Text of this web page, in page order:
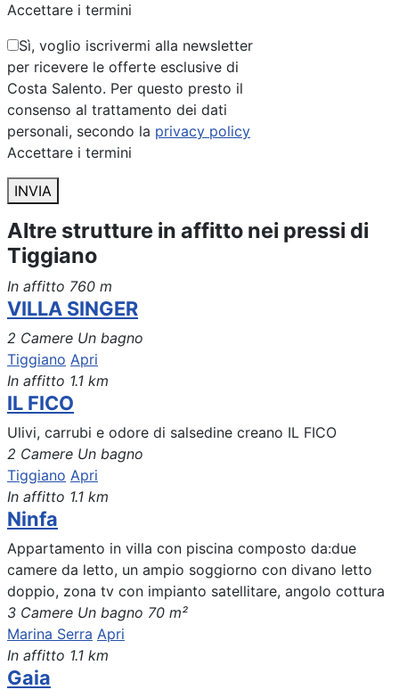
Accettare i termini
Sì, voglio iscrivermi alla newsletter
per ricevere le offerte esclusive di
Costa Salento. Per questo presto il
consenso al trattamento dei dati
personali, secondo la privacy policy
Accettare i termini
INVIA
Altre strutture in affitto nei pressi di
Tiggiano
In affitto 760 m
VILLA SINGER
2 Camere Un bagno
Tiggiano Apri
In affitto 1.1 km
IL FICO
Ulivi, carrubi e odore di salsedine creano IL FICO
2 Camere Un bagno
Tiggiano Apri
In affitto 1.1 km
Ninfa
Appartamento in villa con piscina composto da:due
camere da letto, un ampio soggiorno con divano letto
doppio, zona tv con impianto satellitare, angolo cottura
3 Camere Un bagno 70 m²
Marina Serra Apri
In affitto 1.1 km
Gaia